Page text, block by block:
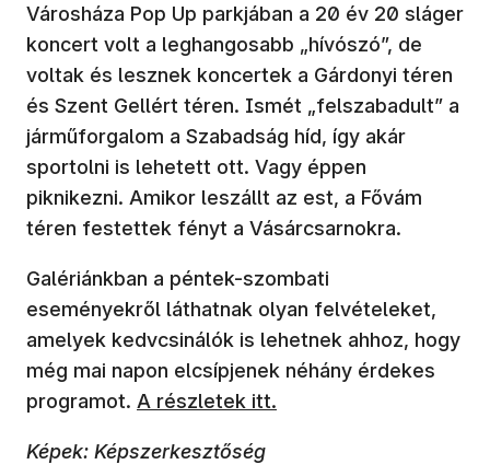
Városháza Pop Up parkjában a 20 év 20 sláger
koncert volt a leghangosabb „hívószó”, de
voltak és lesznek koncertek a Gárdonyi téren
és Szent Gellért téren. Ismét „felszabadult” a
járműforgalom a Szabadság híd, így akár
sportolni is lehetett ott. Vagy éppen
piknikezni. Amikor leszállt az est, a Fővám
téren festettek fényt a Vásárcsarnokra.
Galériánkban a péntek-szombati
eseményekről láthatnak olyan felvételeket,
amelyek kedvcsinálók is lehetnek ahhoz, hogy
még mai napon elcsípjenek néhány érdekes
programot. A részletek itt.
Képek: Képszerkesztőség